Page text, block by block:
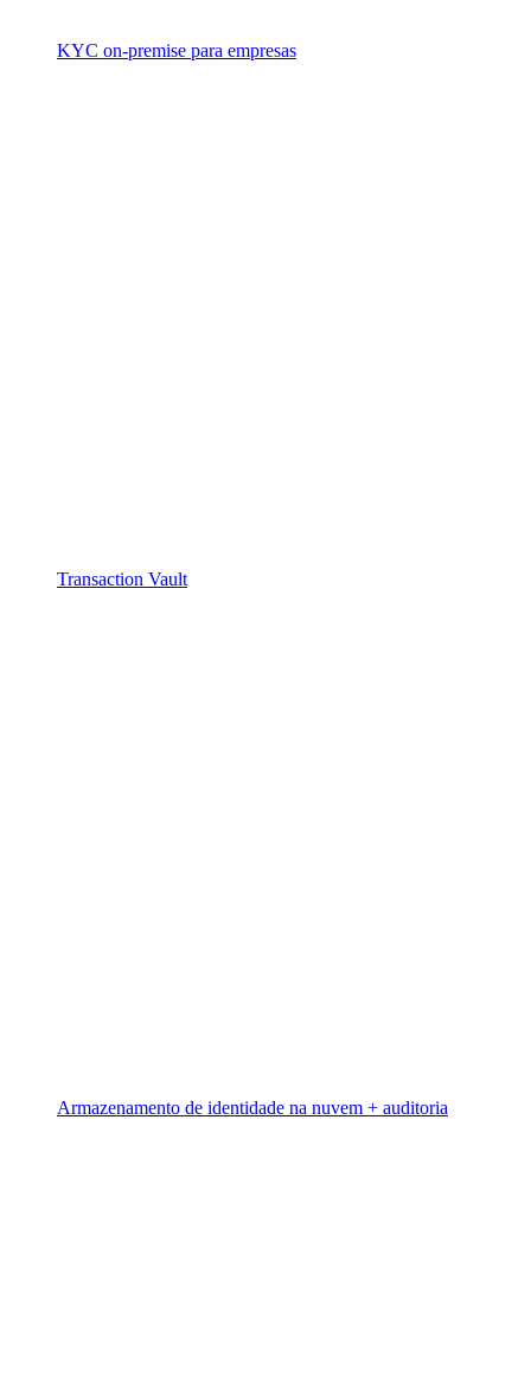
KYC on-premise para empresas
Transaction Vault
Armazenamento de identidade na nuvem + auditoria